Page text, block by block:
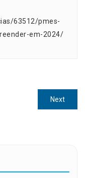
63512/pmes-
em-2024/
NextNext
post: